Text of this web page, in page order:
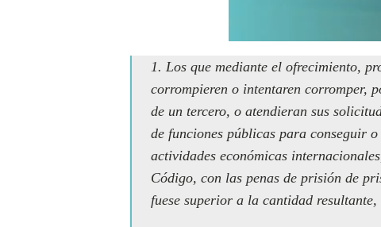
1. Los que mediante el ofrecimiento,
corrompieren o intentaren corromper,
de un tercero, o atendieran sus
de funciones públicas para conseguir
actividades económicas
Código, con las penas de prisión de
fuese superior a la cantidad